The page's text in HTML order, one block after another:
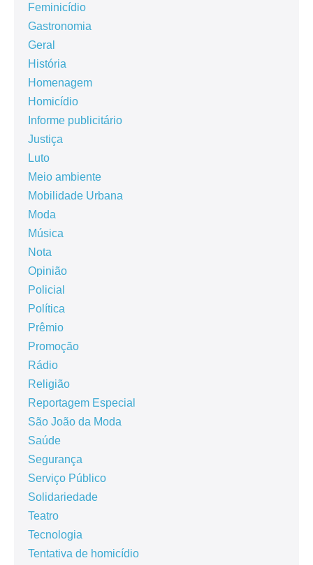
Feminicídio
Gastronomia
Geral
História
Homenagem
Homicídio
Informe publicitário
Justiça
Luto
Meio ambiente
Mobilidade Urbana
Moda
Música
Nota
Opinião
Policial
Política
Prêmio
Promoção
Rádio
Religião
Reportagem Especial
São João da Moda
Saúde
Segurança
Serviço Público
Solidariedade
Teatro
Tecnologia
Tentativa de homicídio